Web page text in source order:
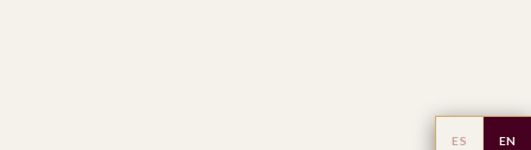
ES EN